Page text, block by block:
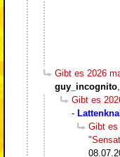
Gibt es 2026
guy_incognito
Gibt es
-
Gibt es